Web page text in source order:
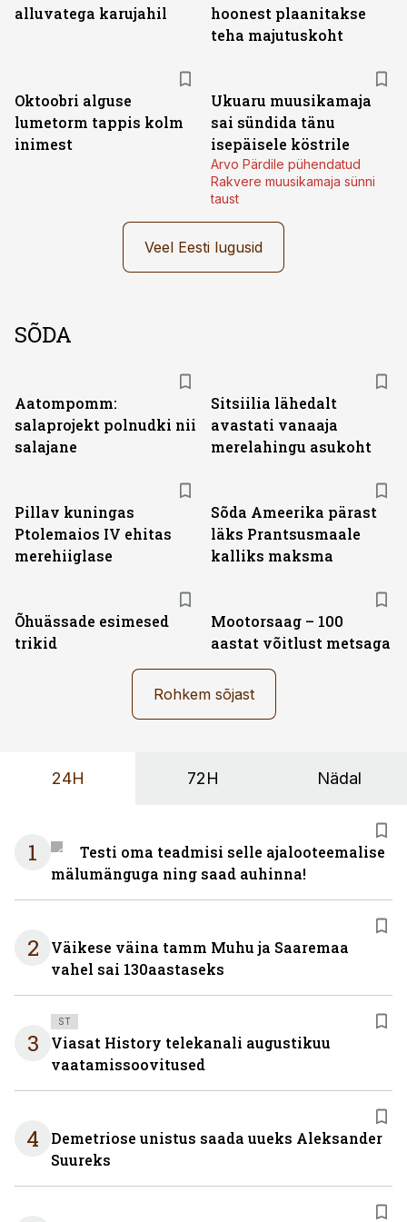
alluvatega karujahil
hoonest plaanitakse
teha majutuskoht
Oktoobri alguse
lumetorm tappis kolm
inimest
Ukuaru muusikamaja
sai sündida tänu
isepäisele köstrile
Arvo Pärdile pühendatud
Rakvere muusikamaja sünni
taust
Veel Eesti lugusid
SÕDA
Aatompomm:
salaprojekt polnudki nii
salajane
Sitsiilia lähedalt
avastati vanaaja
merelahingu asukoht
Pillav kuningas
Ptolemaios IV ehitas
merehiiglase
Sõda Ameerika pärast
läks Prantsusmaale
kalliks maksma
Õhuässade esimesed
trikid
Mootorsaag – 100
aastat võitlust metsaga
Rohkem sõjast
24H 72H Nädal
1
Testi oma teadmisi selle ajalooteemalise
mälumänguga ning saad auhinna!
2
Väikese väina tamm Muhu ja Saaremaa
vahel sai 130aastaseks
3
ST
Viasat History telekanali augustikuu
vaatamissoovitused
4
Demetriose unistus saada uueks Aleksander
Suureks